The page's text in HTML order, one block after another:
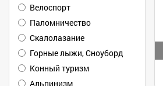
Велоспорт
Паломничество
Скалолазание
Горные лыжи, Сноуборд
Конный туризм
Альпинизм